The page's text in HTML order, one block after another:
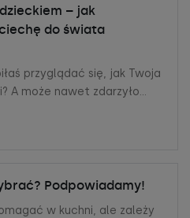
– jak
do świata
przyglądać się, jak Twoja
A może nawet zdarzyło...
Podpowiadamy!
w kuchni, ale zależy